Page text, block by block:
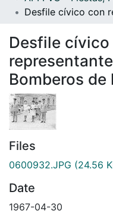
Desfile cívico
Bomberos
Files
0600932.JPG (24.56
Date
1967-04-30